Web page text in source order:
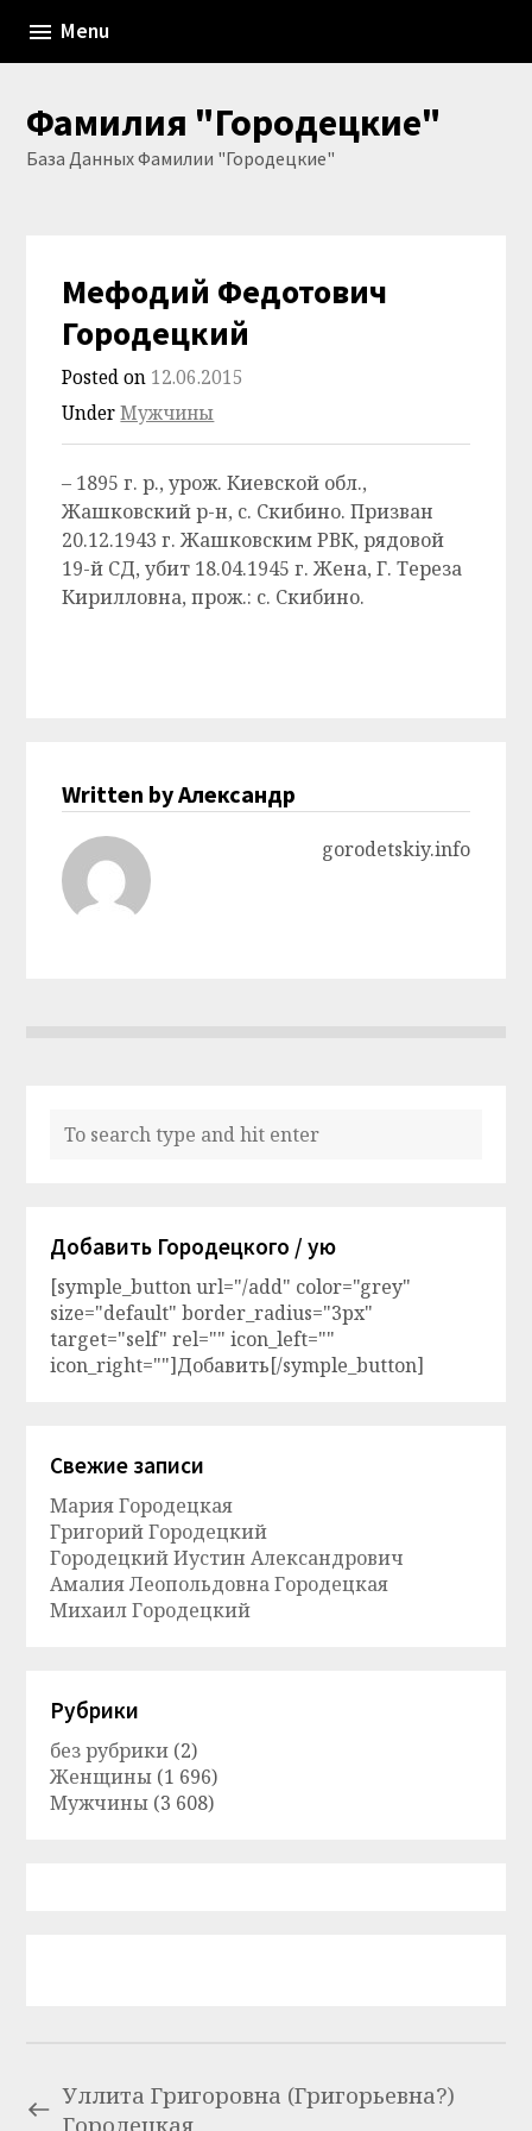
content
Menu
Фамилия "Городецкие"
База Данных Фамилии "Городецкие"
Мефодий Федотович
Городецкий
Posted on 12.06.2015
UnderМужчины
– 1895 г. р., урож. Киевской обл.,
Жашковский р-н, с. Скибино. Призван
20.12.1943 г. Жашковским РВК, рядовой
19-й СД, убит 18.04.1945 г. Жена, Г. Тереза
Кирилловна, прож.: с. Скибино.
Written by Александр
gorodetskiy.info
Добавить Городецкого / ую
[symple_button url="/add" color="grey"
size="default" border_radius="3px"
target="self" rel="" icon_left=""
icon_right=""]Добавить[/symple_button]
Свежие записи
Мария Городецкая
Григорий Городецкий
Городецкий Иустин Александрович
Амалия Леопольдовна Городецкая
Михаил Городецкий
Рубрики
без рубрики (2)
Женщины (1 696)
Мужчины (3 608)
Уллита Григоровна (Григорьевна?)
Городецкая